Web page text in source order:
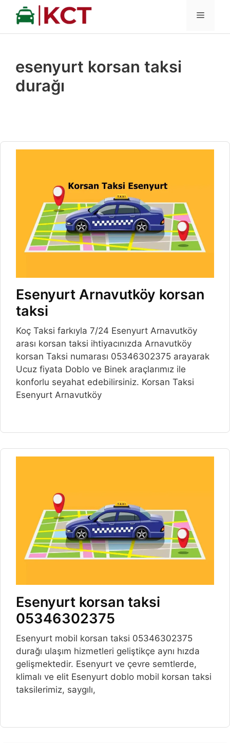
İçeriğe
MENÜ
esenyurt korsan taksi
durağı
Esenyurt Arnavutköy korsan
taksi
Koç Taksi farkıyla 7/24 Esenyurt Arnavutköy
arası korsan taksi ihtiyacınızda Arnavutköy
korsan Taksi numarası 05346302375 arayarak
Ucuz fiyata Doblo ve Binek araçlarımız ile
konforlu seyahat edebilirsiniz. Korsan Taksi
Esenyurt Arnavutköy
Esenyurt korsan taksi
05346302375
Esenyurt mobil korsan taksi 05346302375
durağı ulaşım hizmetleri geliştikçe aynı hızda
gelişmektedir. Esenyurt ve çevre semtlerde,
klimalı ve elit Esenyurt doblo mobil korsan taksi
taksilerimiz, saygılı,